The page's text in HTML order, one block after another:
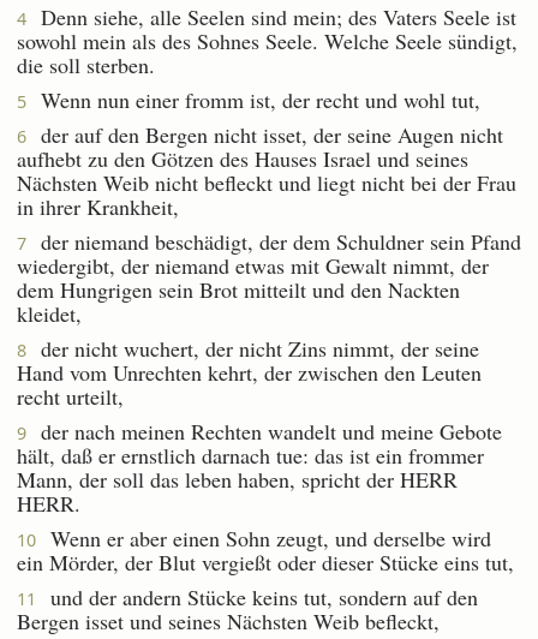
4
Denn siehe, alle Seelen sind mein; des Vaters Seele ist
sowohl mein als des Sohnes Seele. Welche Seele sündigt,
die soll sterben.
5 Wenn nun einer fromm ist, der recht und wohl tut,
6
der auf den Bergen nicht isset, der seine Augen nicht
aufhebt zu den Götzen des Hauses Israel und seines
Nächsten Weib nicht befleckt und liegt nicht bei der Frau
in ihrer Krankheit,
7
der niemand beschädigt, der dem Schuldner sein Pfand
wiedergibt, der niemand etwas mit Gewalt nimmt, der
dem Hungrigen sein Brot mitteilt und den Nackten
kleidet,
8
der nicht wuchert, der nicht Zins nimmt, der seine
Hand vom Unrechten kehrt, der zwischen den Leuten
recht urteilt,
9
der nach meinen Rechten wandelt und meine Gebote
hält, daß er ernstlich darnach tue: das ist ein frommer
Mann, der soll das leben haben, spricht der HERR
HERR.
10
Wenn er aber einen Sohn zeugt, und derselbe wird
ein Mörder, der Blut vergießt oder dieser Stücke eins tut,
11
und der andern Stücke keins tut, sondern auf den
Bergen isset und seines Nächsten Weib befleckt,